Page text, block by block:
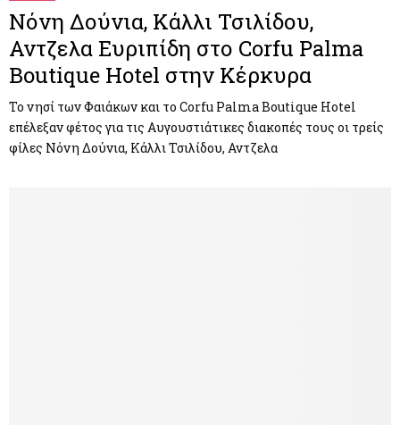
Νόνη Δούνια, Κάλλι Τσιλίδου,
Αντζελα Ευριπίδη στο Corfu Palma
Boutique Hotel στην Κέρκυρα
Το νησί των Φαιάκων και το Corfu Palma Boutique Hotel
επέλεξαν φέτος για τις Αυγουστιάτικες διακοπές τους οι τρείς
φίλες Νόνη Δούνια, Κάλλι Τσιλίδου, Αντζελα